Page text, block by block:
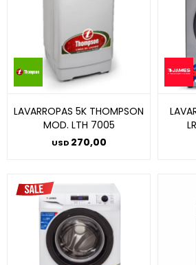
LAVARROPAS 5K THOMPSON
MOD. LTH 7005
USD 270,00